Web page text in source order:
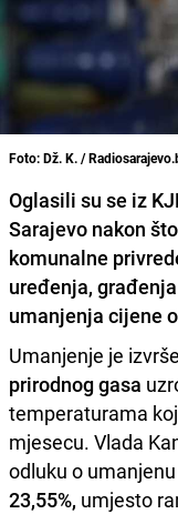
Foto: Dž. K. /
Oglasili su se iz
Sarajevo nakon
komunalne
uređenja,
umanjenja cijene
Umanjenje je
prirodnog gasa
temperaturama
mjesecu. Vlada
odluku o
23,55%, umjesto